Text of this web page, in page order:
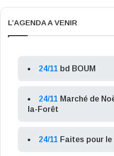
L’AGENDA A VENIR
24/11 bd BOUM
24/11 Marché de
la-Forêt
24/11 Faites pour